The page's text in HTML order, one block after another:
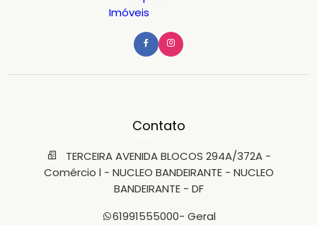
Contato
TERCEIRA AVENIDA BLOCOS 294A/372A -
Comércio l - NUCLEO BANDEIRANTE - NUCLEO
BANDEIRANTE - DF
61991555000- Geral